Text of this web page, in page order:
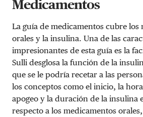
Medicamentos
La guía de medicamentos cubre los
orales y la insulina. Una de las
impresionantes de esta guía es la
Sulli desglosa la función de la
que se le podría recetar a las
los conceptos como el inicio, la
apogeo y la duración de la insulina
respecto a los medicamentos